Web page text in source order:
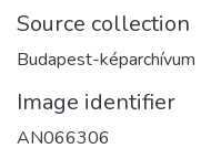
Source collection
Budapest-képarchívum
Image identifier
AN066306